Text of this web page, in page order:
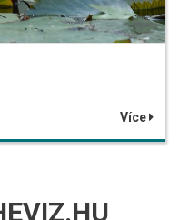
Více